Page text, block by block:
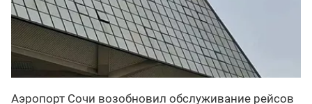
Аэропорт Сочи возобновил обслуживание рейсов